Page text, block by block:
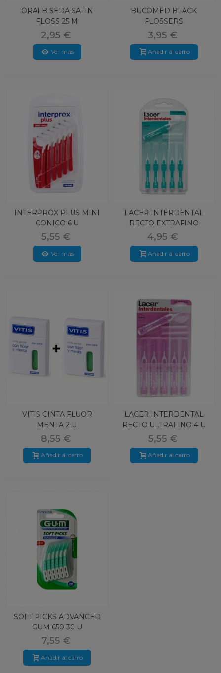
ORALB SEDA SATIN
FLOSS 25 M
2,95 €
Ver más
BUCOMED BLACK
FLOSSERS
3,95 €
Añadir al carro
INTERPROX PLUS MINI
CONICO 6 U
5,55 €
Ver más
LACER INTERDENTAL
RECTO EXTRAFINO
4,95 €
Añadir al carro
VITIS CINTA FLUOR
MENTA 2 U
8,55 €
Añadir al carro
LACER INTERDENTAL
RECTO ULTRAFINO 4 U
5,55 €
Añadir al carro
SOFT PICKS ADVANCED
GUM 650 30 U
7,55 €
Añadir al carro